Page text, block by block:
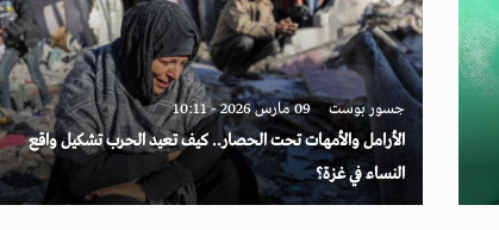
جسور بوست 09 مارس 2026 - 10:11
الأرامل والأمهات تحت الحصار.. كيف تعيد الحرب تشكيل واقع
النساء في غزة؟